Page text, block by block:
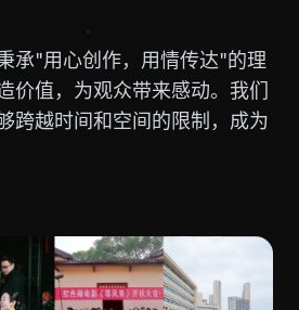
承"用心创作，用情传达"的理
价值，为观众带来感动。我们
跨越时间和空间的限制，成为